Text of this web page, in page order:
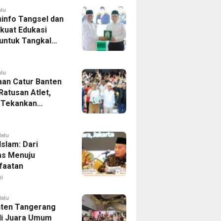
Tangsel dan
Edukasi
Tangkal
Hoaks
Catur Banten
Atlet,
Dini
Dari
Menuju
Tangerang
Juara Umum